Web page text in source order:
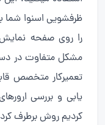
ظرفشویی اسنوا
را روی صفحه
مشکل متفاوت در
تعمیرکار متخصص
یابی و بررسی
کردیم روش برطرف